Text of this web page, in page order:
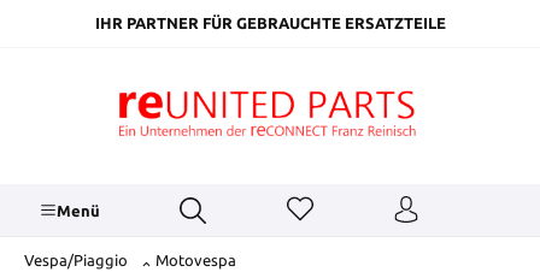
springenIHR PARTNER FÜR GEBRAUCHTE ERSATZTEILE
Menü
Vespa/Piaggio Motovespa